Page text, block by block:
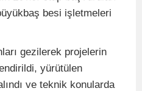
besi işletmeleri
gezilerek projelerin
yürütülen
ve teknik konularda